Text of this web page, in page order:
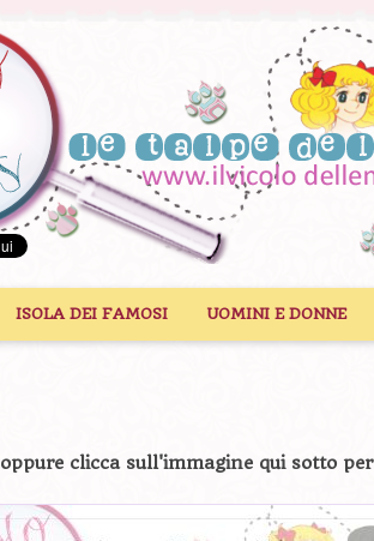
ISOLA DEI FAMOSI UOMINI E DONNE
oppure clicca sull'immagine qui sotto